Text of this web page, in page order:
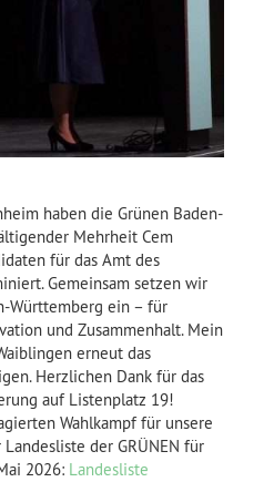
haben die Grünen Baden-
Mehrheit Cem
für das Amt des
Gemeinsam setzen wir
Württemberg ein – für
und Zusammenhalt. Mein
erneut das
Herzlichen Dank für das
auf Listenplatz 19!
Wahlkampf für unsere
der GRÜNEN für
2026: Landesliste